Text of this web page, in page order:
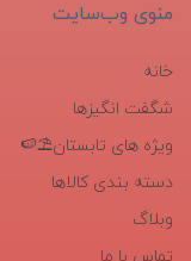
منوی وب‌سایت
خانه
شگفت انگیزها
ویژه های تابستان⛱️🍉
دسته بندی کالاها
وبلاگ